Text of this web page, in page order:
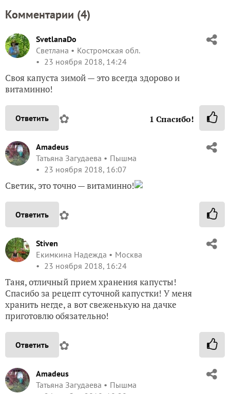
Комментарии (4)
SvetlanaDo
Светлана
Костромская обл.
23 ноября 2018, 14:24
Своя капуста зимой — это всегда здорово и
витаминно!
Ответить ✿ 1 Спасибо!
Amadeus
Татьяна Загудаева
Пышма
23 ноября 2018, 16:07
Светик, это точно — витаминно!
Ответить ✿
Stiven
Екимкина Надежда
Москва
23 ноября 2018, 16:24
Таня, отличный прием хранения капусты!
Спасибо за рецепт суточной капустки! У меня
хранить негде, а вот свеженькую на дачке
приготовлю обязательно!
Ответить ✿
Amadeus
Татьяна Загудаева
Пышма